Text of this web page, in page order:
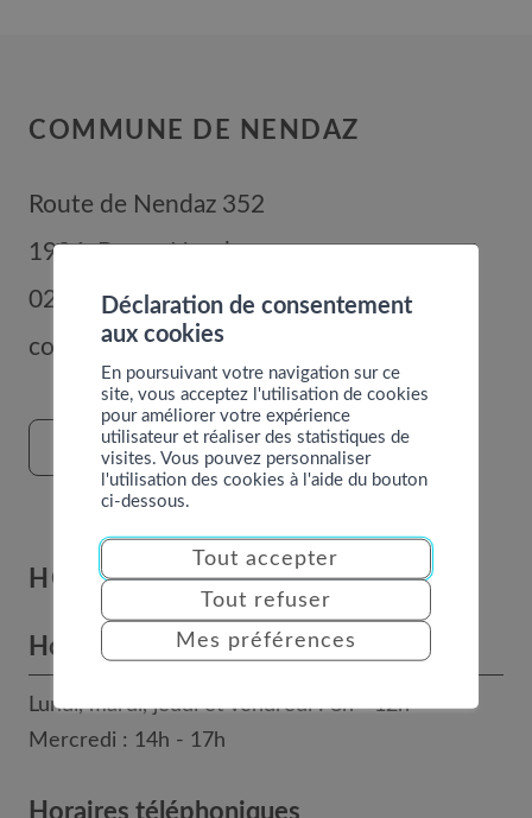
COMMUNE DE NENDAZ
Route de Nendaz 352
1996 Basse-Nendaz
027 289 56 00
commune@nendaz.org
FORMULAIRE DE CONTACT
HORAIRES
Horaires des bureaux
Lundi, mardi, jeudi et vendredi : 8h - 12h
Mercredi : 14h - 17h
Horaires téléphoniques
Déclaration de consentement
aux cookies
En poursuivant votre navigation sur ce
site, vous acceptez l'utilisation de cookies
pour améliorer votre expérience
utilisateur et réaliser des statistiques de
visites. Vous pouvez personnaliser
l'utilisation des cookies à l'aide du bouton
ci-dessous.
Tout accepter
Tout refuser
Mes préférences